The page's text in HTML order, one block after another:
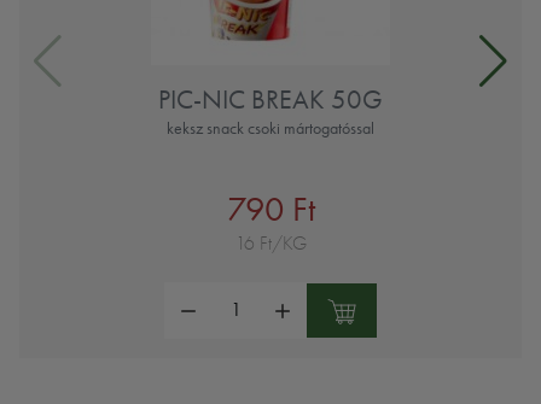
PIC-NIC BREAK 50G
keksz snack csoki mártogatóssal
790 Ft
16 Ft/KG